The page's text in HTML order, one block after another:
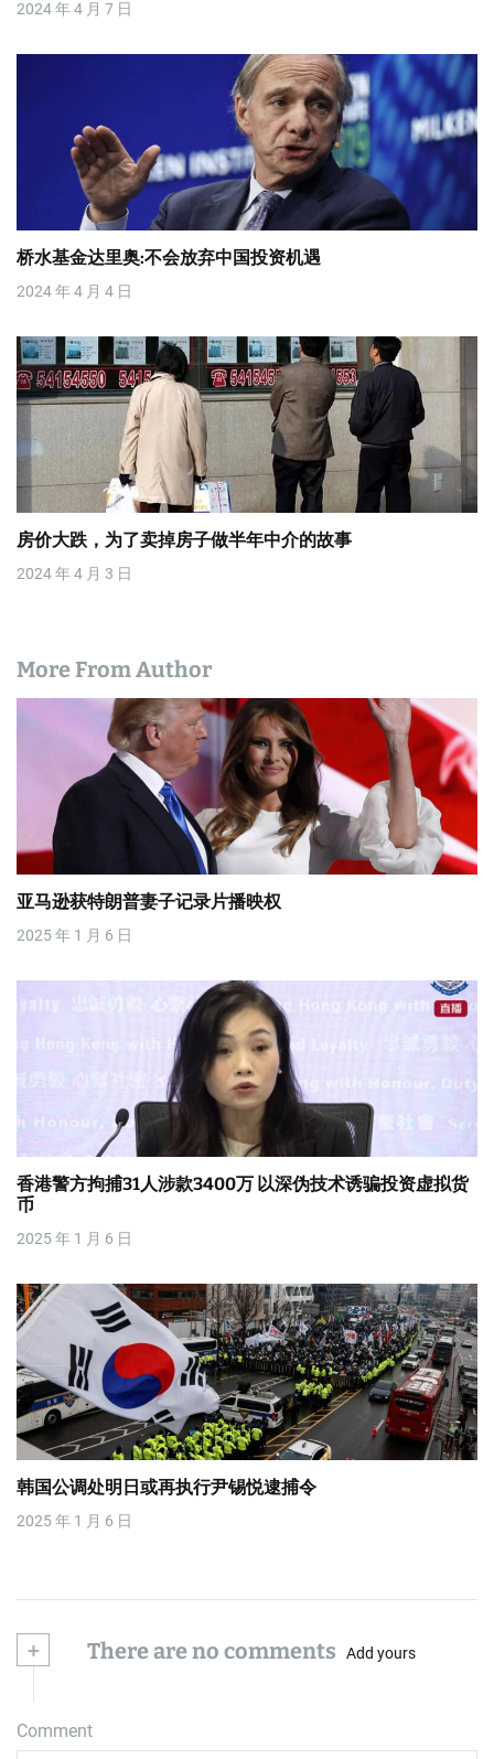
2024 年 4 月 7 日
桥水基金达里奥:不会放弃中国投资机遇
2024 年 4 月 4 日
房价大跌，为了卖掉房子做半年中介的故事
2024 年 4 月 3 日
More From Author
亚马逊获特朗普妻子记录片播映权
2025 年 1 月 6 日
香港警方拘捕31人涉款3400万 以深伪技术诱骗投资虚拟货
币
2025 年 1 月 6 日
韩国公调处明日或再执行尹锡悦逮捕令
2025 年 1 月 6 日
+ There are no comments Add yours
Comment